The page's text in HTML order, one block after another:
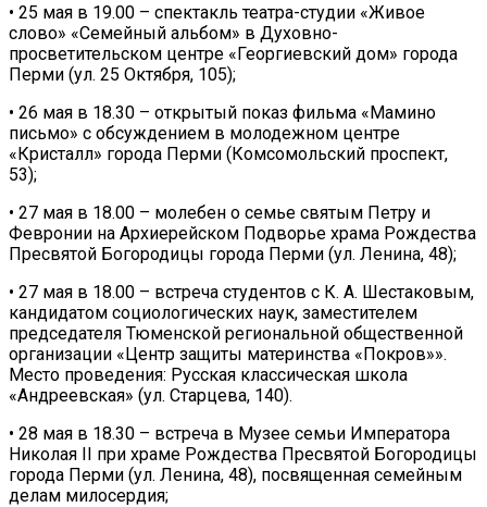
• 25 мая в 19.00 – спектакль театра-студии «Живое
слово» «Семейный альбом» в Духовно-
просветительском центре «Георгиевский дом» города
Перми (ул. 25 Октября, 105);
• 26 мая в 18.30 – открытый показ фильма «Мамино
письмо» с обсуждением в молодежном центре
«Кристалл» города Перми (Комсомольский проспект,
53);
• 27 мая в 18.00 – молебен о семье святым Петру и
Февронии на Архиерейском Подворье храма Рождества
Пресвятой Богородицы города Перми (ул. Ленина, 48);
• 27 мая в 18.00 – встреча студентов с К. А. Шестаковым,
кандидатом социологических наук, заместителем
председателя Тюменской региональной общественной
организации «Центр защиты материнства «Покров»».
Место проведения: Русская классическая школа
«Андреевская» (ул. Старцева, 140).
• 28 мая в 18.30 – встреча в Музее семьи Императора
Николая II при храме Рождества Пресвятой Богородицы
города Перми (ул. Ленина, 48), посвященная семейным
делам милосердия;